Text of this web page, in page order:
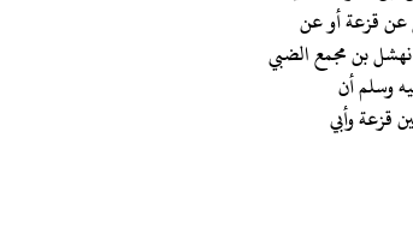
عن قزعة أو عن
بن مجمع الضبي
وسلم أن
قزعة وأبي